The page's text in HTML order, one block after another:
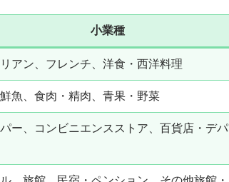
小業種
アン、フレンチ、洋食・西洋料理
魚、食肉・精肉、青果・野菜
ー、コンビニエンスストア、百貨店・デパ